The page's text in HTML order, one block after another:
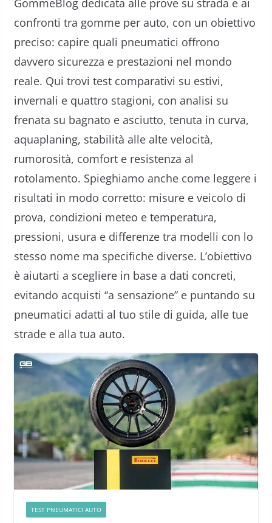
GommeBlog dedicata alle prove su strada e ai
confronti tra gomme per auto, con un obiettivo
preciso: capire quali pneumatici offrono
davvero sicurezza e prestazioni nel mondo
reale. Qui trovi test comparativi su estivi,
invernali e quattro stagioni, con analisi su
frenata su bagnato e asciutto, tenuta in curva,
aquaplaning, stabilità alle alte velocità,
rumorosità, comfort e resistenza al
rotolamento. Spieghiamo anche come leggere i
risultati in modo corretto: misure e veicolo di
prova, condizioni meteo e temperatura,
pressioni, usura e differenze tra modelli con lo
stesso nome ma specifiche diverse. L’obiettivo
è aiutarti a scegliere in base a dati concreti,
evitando acquisti “a sensazione” e puntando su
pneumatici adatti al tuo stile di guida, alle tue
strade e alla tua auto.
TEST PNEUMATICI AUTO